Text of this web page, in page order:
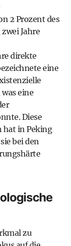
2 Prozent des
Jahre
direkte
eine
eine
Diese
in Peking
bei den
zu